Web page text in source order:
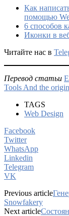
Как
помощью
6 способов
Иконки в
Читайте нас в
Перевод статьи
Tools And the
TAGS
Web Design
Facebook
Twitter
WhatsApp
Linkedin
Telegram
VK
Previous article
Snowfakery
Next article